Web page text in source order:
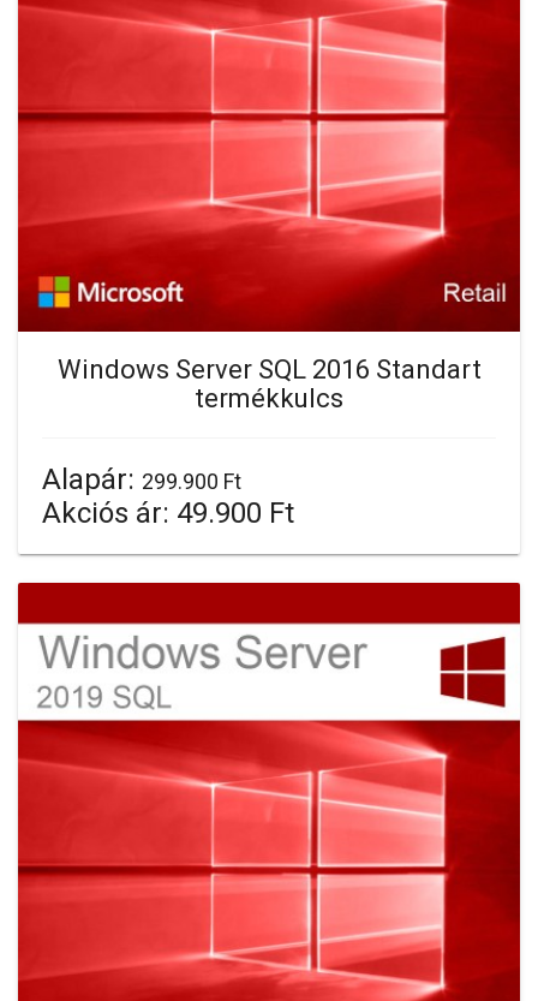
Windows Server SQL 2016 Standart
termékkulcs
Alapár: 299.900 Ft
Akciós ár: 49.900 Ft